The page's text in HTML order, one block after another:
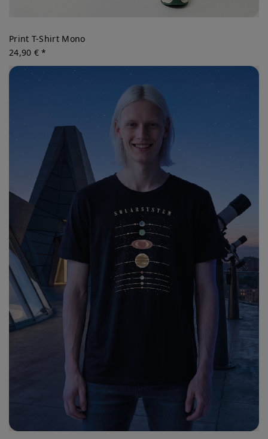
Print T-Shirt Mono
24,90 € *